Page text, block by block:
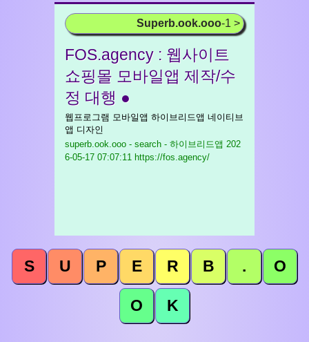
Superb.ook.ooo-1 >
FOS.agency : 웹사이트
쇼핑몰 모바일앱 제작/수
정 대행 ●
웹프로그램 모바일앱 하이브리드앱 네이티브
앱 디자인
superb.ook.ooo - search - 하이브리드앱 202
6-05-17 07:07:11 https://fos.agency/
S U P E R B . O
O K